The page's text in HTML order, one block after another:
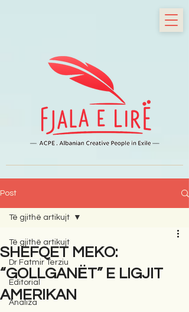
Post
Të gjithë artikujt
Dr Fatmir Terziu
Editorial
Analiza
Të gjithë artikujt
SHEFQET MEKO:
“GOLLGANЁT” E LIGJIT
AMERIKAN